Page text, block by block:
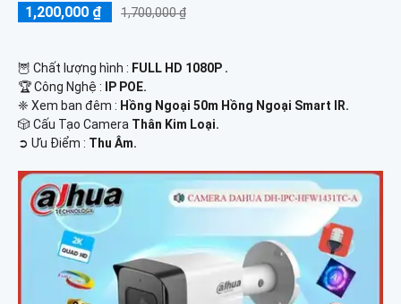
1,200,000 ₫ 1,700,000 ₫
🦉 Chất lượng hình : FULL HD 1080P .
🏆 Công Nghệ :
IP POE.
❈ Xem ban đêm : Hồng Ngoại 50m Hồng Ngoại Smart IR.
🎲 Cấu Tạo Camera Thân Kim Loại.
️➲ Ưu Điểm : Thu Âm.